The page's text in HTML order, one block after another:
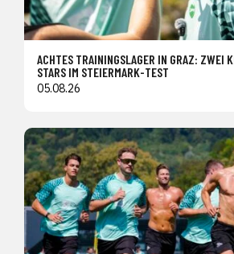
ACHTES TRAININGSLAGER IN GRAZ: ZWEI
STARS IM STEIERMARK-TEST
05.08.26